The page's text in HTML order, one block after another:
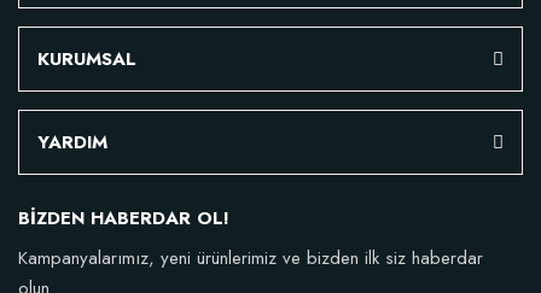
KURUMSAL
YARDIM
BİZDEN HABERDAR OL!
Kampanyalarımız, yeni ürünlerimiz ve bizden ilk siz haberdar